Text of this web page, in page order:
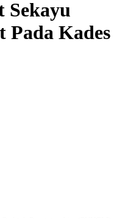
Sekayu
Pada Kades